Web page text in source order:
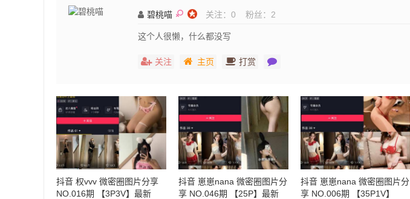
碧桃喵 关注： 0 粉丝： 2
这个人很懒，什么都没写
关注 主页 打赏
抖音 权vvv 微密圈图片分享
NO.016期 【3P3V】最新
抖音 崽崽nana 微密圈图片分
享 NO.046期 【25P】最新
抖音 崽崽nana 微密圈图片分
享 NO.006期 【35P1V】